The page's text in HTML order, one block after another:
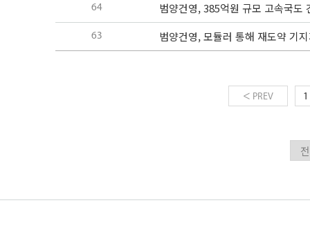
64 범양건영, 385억원 규모 고속국도
63 범양건영, 모듈러 통해 재도약 기
< PREV 1